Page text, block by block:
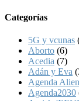
Categorías
5G y vcunas
Aborto (6)
Acedia (7)
Adán y Eva
Agenda Alien
Agenda2030